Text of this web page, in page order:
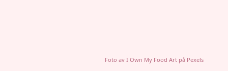
Foto av I Own My Food Artpå Pexels